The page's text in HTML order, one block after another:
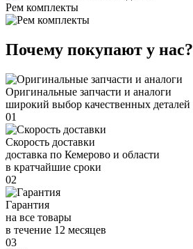
Рем комплекты
Почему покупают у нас?
Оригинальные запчасти и аналоги
широкий выбор качественных деталей
01
Скорость доставки
доставка по Кемерово и области
в кратчайшие сроки
02
Гарантия
на все товары
в течение 12 месяцев
03